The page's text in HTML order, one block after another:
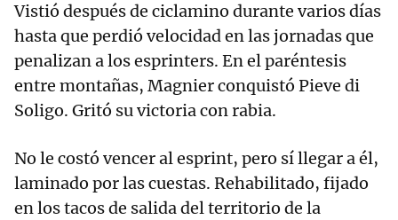
Vistió después de ciclamino durante varios días
hasta que perdió velocidad en las jornadas que
penalizan a los esprinters. En el paréntesis
entre montañas, Magnier conquistó Pieve di
Soligo. Gritó su victoria con rabia.
No le costó vencer al esprint, pero sí llegar a él,
laminado por las cuestas. Rehabilitado, fijado
en los tacos de salida del territorio de la